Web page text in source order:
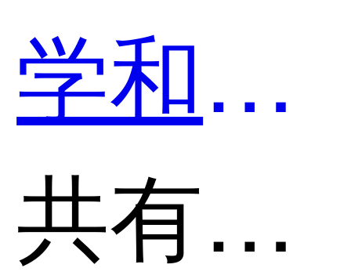
学和Q-
chat哪
共有分类：AI助理